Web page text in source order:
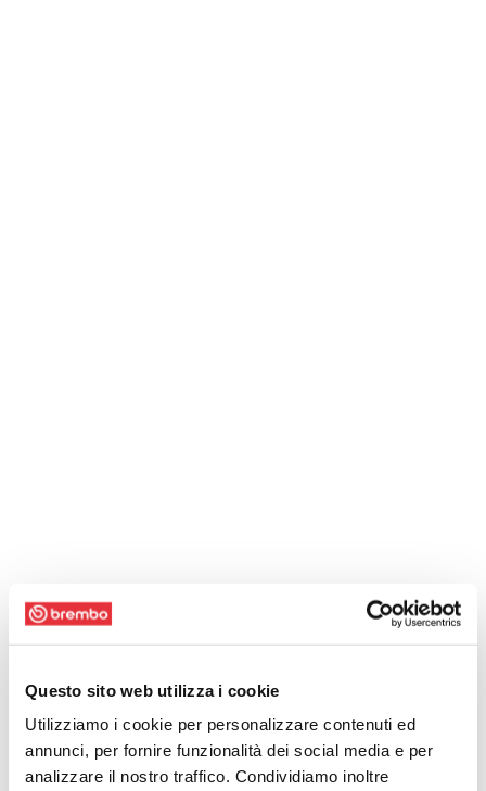
Questo sito web utilizza i cookie
Utilizziamo i cookie per personalizzare contenuti ed
annunci, per fornire funzionalità dei social media e per
analizzare il nostro traffico. Condividiamo inoltre